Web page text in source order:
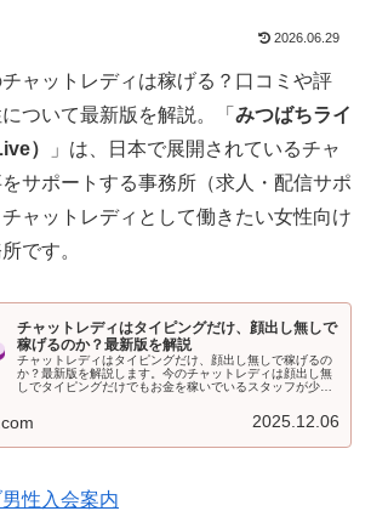
2026.06.29
ャットレディは稼げる？口コミや評
ついて最新版を解説。「 みつばちライ
）
」は、日本で展開されているチャ
サポートする事務所（求人・配信サポ
ャットレディとして働きたい女性向け
です。
チャットレディはタイピングだけ、顔出し無しで
稼げるのか？最新版を解説
チャットレディはタイピングだけ、顔出し無しで稼げるの
か？最新版を解説します。今のチャットレディは顔出し無
しでタイピングだけでもお金を稼いでいるスタッフが少な
2025.12.06
性入会案内